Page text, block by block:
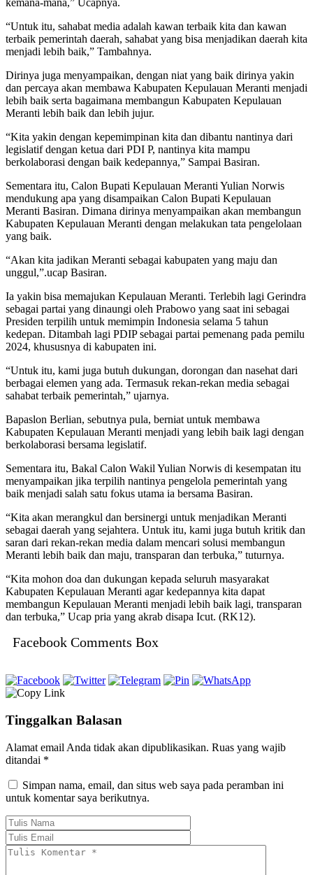
kemana-mana,” Ucapnya.
“Untuk itu, sahabat media adalah kawan terbaik kita dan kawan
terbaik pemerintah daerah, sahabat yang bisa menjadikan daerah kita
menjadi lebih baik,” Tambahnya.
Dirinya juga menyampaikan, dengan niat yang baik dirinya yakin
dan percaya akan membawa Kabupaten Kepulauan Meranti menjadi
lebih baik serta bagaimana membangun Kabupaten Kepulauan
Meranti lebih baik dan lebih jujur.
“Kita yakin dengan kepemimpinan kita dan dibantu nantinya dari
legislatif dengan ketua dari PDI P, nantinya kita mampu
berkolaborasi dengan baik kedepannya,” Sampai Basiran.
Sementara itu, Calon Bupati Kepulauan Meranti Yulian Norwis
mendukung apa yang disampaikan Calon Bupati Kepulauan
Meranti Basiran. Dimana dirinya menyampaikan akan membangun
Kabupaten Kepulauan Meranti dengan melakukan tata pengelolaan
yang baik.
“Akan kita jadikan Meranti sebagai kabupaten yang maju dan
unggul,”.ucap Basiran.
Ia yakin bisa memajukan Kepulauan Meranti. Terlebih lagi Gerindra
sebagai partai yang dinaungi oleh Prabowo yang saat ini sebagai
Presiden terpilih untuk memimpin Indonesia selama 5 tahun
kedepan. Ditambah lagi PDIP sebagai partai pemenang pada pemilu
2024, khususnya di kabupaten ini.
“Untuk itu, kami juga butuh dukungan, dorongan dan nasehat dari
berbagai elemen yang ada. Termasuk rekan-rekan media sebagai
sahabat terbaik pemerintah,” ujarnya.
Bapaslon Berlian, sebutnya pula, berniat untuk membawa
Kabupaten Kepulauan Meranti menjadi yang lebih baik lagi dengan
berkolaborasi bersama legislatif.
Sementara itu, Bakal Calon Wakil Yulian Norwis di kesempatan itu
menyampaikan jika terpilih nantinya pengelola pemerintah yang
baik menjadi salah satu fokus utama ia bersama Basiran.
“Kita akan merangkul dan bersinergi untuk menjadikan Meranti
sebagai daerah yang sejahtera. Untuk itu, kami juga butuh kritik dan
saran dari rekan-rekan media dalam mencari solusi membangun
Meranti lebih baik dan maju, transparan dan terbuka,” tuturnya.
“Kita mohon doa dan dukungan kepada seluruh masyarakat
Kabupaten Kepulauan Meranti agar kedepannya kita dapat
membangun Kepulauan Meranti menjadi lebih baik lagi, transparan
dan terbuka,” Ucap pria yang akrab disapa Icut. (RK12).
Facebook Comments Box
Tinggalkan Balasan
Alamat email Anda tidak akan dipublikasikan. Ruas yang wajib
ditandai *
Simpan nama, email, dan situs web saya pada peramban ini
untuk komentar saya berikutnya.